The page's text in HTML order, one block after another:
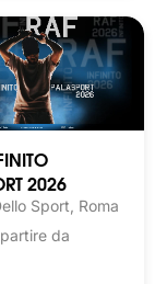
2026
Sport, Roma
da